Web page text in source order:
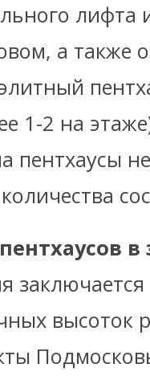
а также
1-2 на
пентхаусы
высоток